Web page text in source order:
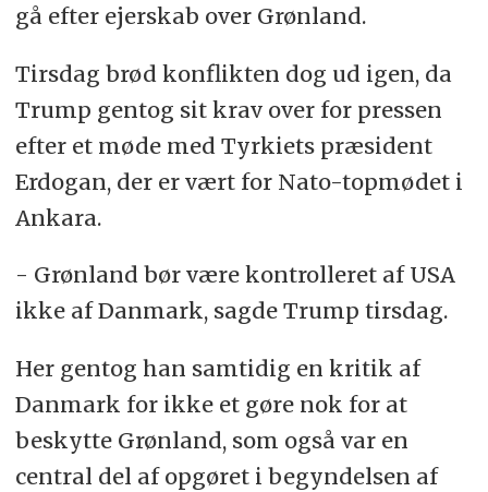
gå efter ejerskab over Grønland.
Tirsdag brød konflikten dog ud igen, da
Trump gentog sit krav over for pressen
efter et møde med Tyrkiets præsident
Erdogan, der er vært for Nato-topmødet i
Ankara.
- Grønland bør være kontrolleret af USA
ikke af Danmark, sagde Trump tirsdag.
Her gentog han samtidig en kritik af
Danmark for ikke et gøre nok for at
beskytte Grønland, som også var en
central del af opgøret i begyndelsen af